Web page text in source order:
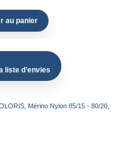
au panier
liste d’envies
, Mérino Nylon 85/15 - 80/20,